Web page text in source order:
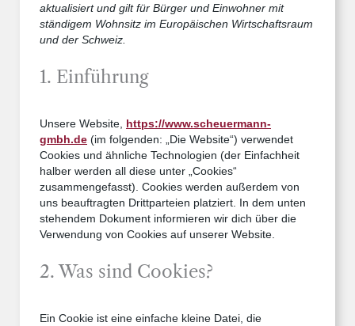
aktualisiert und gilt für Bürger und Einwohner mit
ständigem Wohnsitz im Europäischen Wirtschaftsraum
und der Schweiz.
1. Einführung
Unsere Website, https://www.scheuermann-
gmbh.de (im folgenden: „Die Website“) verwendet
Cookies und ähnliche Technologien (der Einfachheit
halber werden all diese unter „Cookies“
zusammengefasst). Cookies werden außerdem von
uns beauftragten Drittparteien platziert. In dem unten
stehendem Dokument informieren wir dich über die
Verwendung von Cookies auf unserer Website.
2. Was sind Cookies?
Ein Cookie ist eine einfache kleine Datei, die